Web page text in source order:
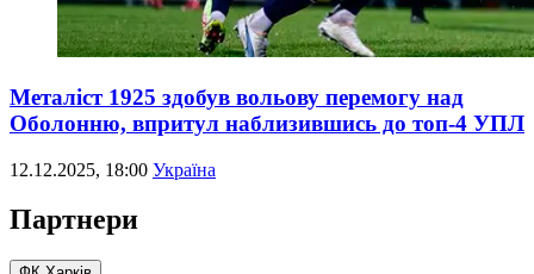
Металіст 1925 здобув вольову перемогу над
Оболонню, впритул наблизившись до топ-4 УПЛ
12.12.2025, 18:00 Україна
Партнери